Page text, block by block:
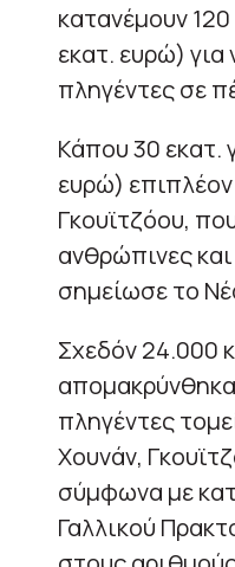
κατανέμουν
εκατ. ευρώ)
πληγέντες σε
Κάπου 30 εκατ.
ευρώ)
Γκουϊτζόου,
ανθρώπινες
σημείωσε το
Σχεδόν 24.000
πληγέντες
Χουνάν,
σύμφωνα με
Γαλλικού